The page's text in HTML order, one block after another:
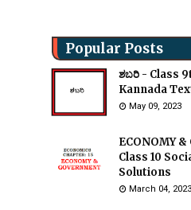
Popular Posts
ಶಬರಿ - Class
Kannada
May 09, 2023
ECONOMY
Class 10
Solutions
March 04, 2023